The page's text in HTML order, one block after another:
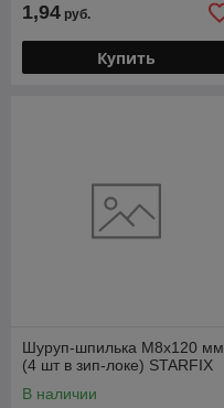
1,94 руб.
Купить
Шуруп-шпилька М8х120 мм
(4 шт в зип-локе) STARFIX
В наличии